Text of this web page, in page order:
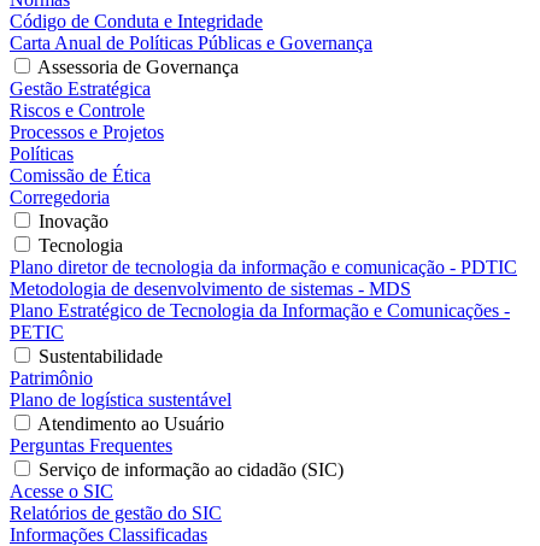
Código de Conduta e Integridade
Carta Anual de Políticas Públicas e Governança
Assessoria de Governança
Gestão Estratégica
Riscos e Controle
Processos e Projetos
Políticas
Comissão de Ética
Corregedoria
Inovação
Tecnologia
Plano diretor de tecnologia da informação e comunicação - PDTIC
Metodologia de desenvolvimento de sistemas - MDS
Plano Estratégico de Tecnologia da Informação e Comunicações -
PETIC
Sustentabilidade
Patrimônio
Plano de logística sustentável
Atendimento ao Usuário
Perguntas Frequentes
Serviço de informação ao cidadão (SIC)
Acesse o SIC
Relatórios de gestão do SIC
Informações Classificadas